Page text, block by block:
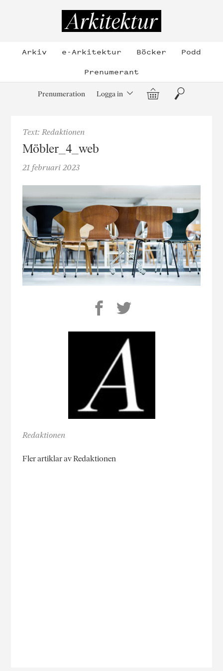
Arkiv e-Arkitektur Böcker
Podd
Prenumerant
Prenumeration Logga in Varukorg
Sök
Text: Redaktionen
Möbler_4_web
21 februari 2023
Redaktionen
Fler artiklar av Redaktionen